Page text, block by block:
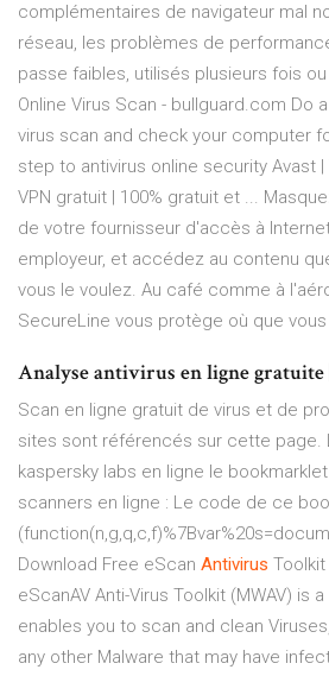
complémentaires de navigateur mal
réseau, les problèmes de
passe faibles, utilisés plusieurs fois
Online Virus Scan - bullguard.com Do
virus scan and check your computer
step to antivirus online security Avast
VPN gratuit | 100% gratuit et ...
de votre fournisseur d'accès à
employeur, et accédez au contenu
vous le voulez. Au café comme à
SecureLine vous protège où que
Analyse antivirus en ligne
Scan en ligne gratuit de virus et de
sites sont référencés sur cette page.
kaspersky labs en ligne le
scanners en ligne : Le code de ce
Download Free eScan Antivirus Toolkit |
eScanAV Anti-Virus Toolkit (MWAV) is a
enables you to scan and clean
any other Malware that may have